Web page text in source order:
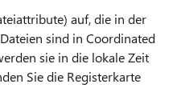
auf, die in der
sind in Coordinated
sie in die lokale Zeit
Sie die Registerkarte